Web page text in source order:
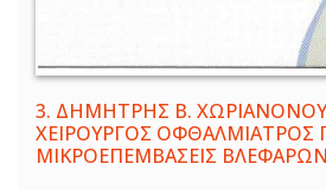
3. ΔΗΜΗΤΡΗΣ Β.
ΧΕΙΡΟΥΡΓΟΣ ΟΦΘΑΛΜΙΑΤΡΟΣ
ΜΙΚΡΟΕΠΕΜΒΑΣΕΙΣ ΒΛΕΦΑΡΩΝ